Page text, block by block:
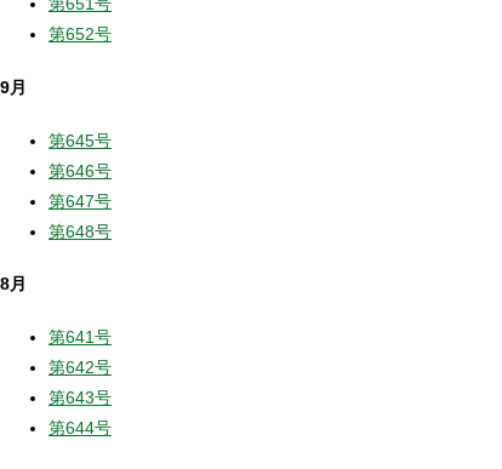
第651号
第652号
9月
第645号
第646号
第647号
第648号
8月
第641号
第642号
第643号
第644号